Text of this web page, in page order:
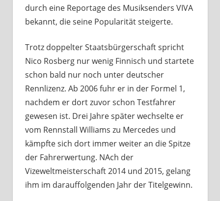
durch eine Reportage des Musiksenders VIVA
bekannt, die seine Popularität steigerte.
Trotz doppelter Staatsbürgerschaft spricht
Nico Rosberg nur wenig Finnisch und startete
schon bald nur noch unter deutscher
Rennlizenz. Ab 2006 fuhr er in der Formel 1,
nachdem er dort zuvor schon Testfahrer
gewesen ist. Drei Jahre später wechselte er
vom Rennstall Williams zu Mercedes und
kämpfte sich dort immer weiter an die Spitze
der Fahrerwertung. NAch der
Vizeweltmeisterschaft 2014 und 2015, gelang
ihm im darauffolgenden Jahr der Titelgewinn.